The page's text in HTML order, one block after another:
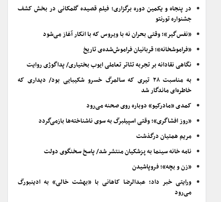
در پنجاه و یکمین دوره برگزاری؛ فیلم قصیده گلمکانی در بخش کشف
جشنواره تورنتو
«نفس‌گیر»؛ وقتی بحران نه با ویروس که با انکار آغاز می‌شود
«فراموشخانه»؛ قربانیان فراموش‌شده‌ی تاریخ
نگاهی نقادانه بر تجربه تئاتر تعاملی ایوب بختیاری/ پداگوژی روایت
به مناسبت ۲۸ تیری که سالمرگ خسرو شکیبایی بود/ دیداری که
خاطره‌ای ماندگار شد
کمدی «مادرکیو» دوباره روی صحنه می‌رود
«روز افشاگری»؛ وقتی اسپیلبرگ به سوی ناشناخته‌ها بازمی‌گردد
مریم همتیان درگذشت
نامه خانه سینما به پزشکیان منتشر شد/ پاسخ سخنگوی دولت
«زن و بچه»؛ فروپاشیدن
ورایتی خبر داد؛ عبدالرضا کاهانی با «بهشت خالی» به ادینبورگ
می‌رود